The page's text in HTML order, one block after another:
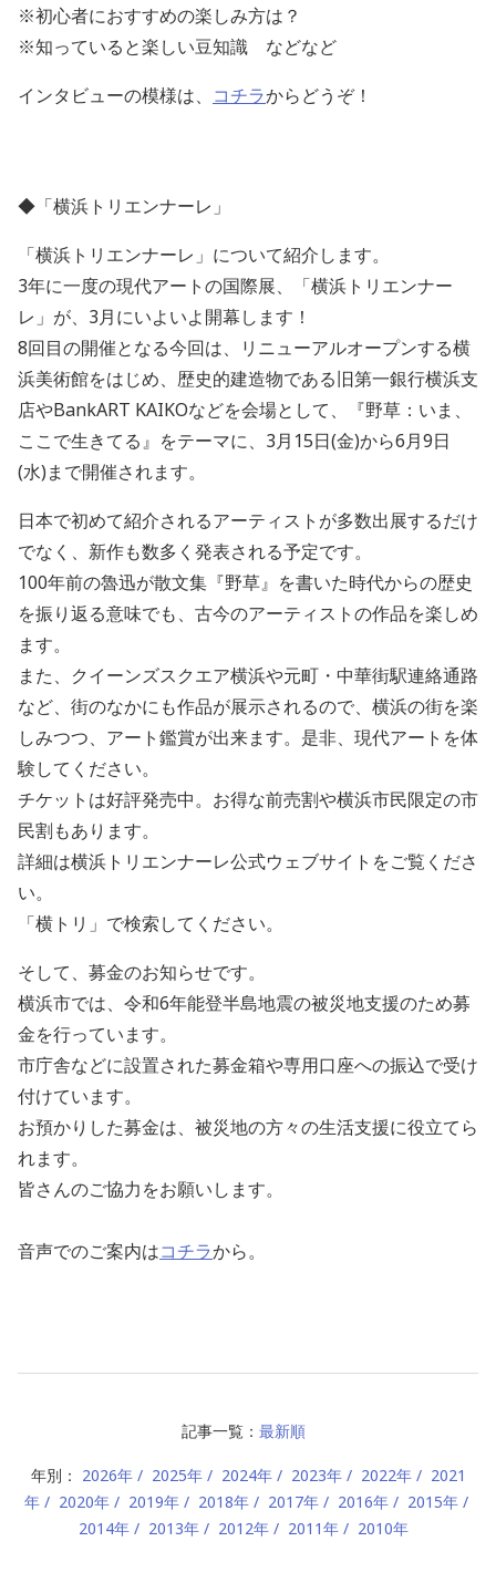
※初心者におすすめの楽しみ方は？
※知っていると楽しい豆知識 などなど
インタビューの模様は、 コチラからどうぞ！
◆「横浜トリエンナーレ」
「横浜トリエンナーレ」について紹介します。
3年に一度の現代アートの国際展、「横浜トリエンナー
レ」が、3月にいよいよ開幕します！
8回目の開催となる今回は、リニューアルオープンする横
浜美術館をはじめ、歴史的建造物である旧第一銀行横浜支
店やBankART KAIKOなどを会場として、『野草：いま、
ここで生きてる』をテーマに、3月15日(金)から6月9日
(水)まで開催されます。
日本で初めて紹介されるアーティストが多数出展するだけ
でなく、新作も数多く発表される予定です。
100年前の魯迅が散文集『野草』を書いた時代からの歴史
を振り返る意味でも、古今のアーティストの作品を楽しめ
ます。
また、クイーンズスクエア横浜や元町・中華街駅連絡通路
など、街のなかにも作品が展示されるので、横浜の街を楽
しみつつ、アート鑑賞が出来ます。是非、現代アートを体
験してください。
チケットは好評発売中。お得な前売割や横浜市民限定の市
民割もあります。
詳細は横浜トリエンナーレ公式ウェブサイトをご覧くださ
い。
「横トリ」で検索してください。
そして、募金のお知らせです。
横浜市では、令和6年能登半島地震の被災地支援のため募
金を行っています。
市庁舎などに設置された募金箱や専用口座への振込で受け
付けています。
お預かりした募金は、被災地の方々の生活支援に役立てら
れます。
皆さんのご協力をお願いします。
音声でのご案内はコチラから。
記事一覧： 最新順
年別： 2026年 2025年 2024年 2023年 2022年
2021
年
2020年 2019年 2018年 2017年 2016年
2015年
2014年
2013年 2012年 2011年 2010年